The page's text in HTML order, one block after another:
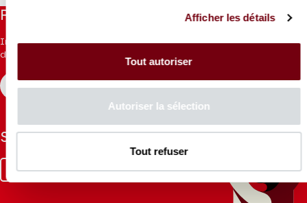
Afficher les détails
Tout autoriser
Autoriser la sélection
Tout refuser
Restez informés
Inscrivez-vous à la newsletter pour recevoir les informations
du Théâtre.
S'INSCRIRE
Suivez-nous
FacebookInstagram
Tik
Tok
YoutubeLinkedin